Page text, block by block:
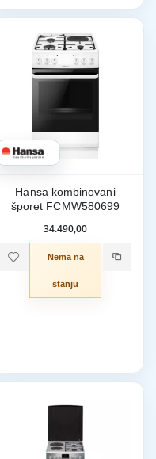
Hansa kombinovani
šporet FCMW580699
34.490,00
Nema na
stanju